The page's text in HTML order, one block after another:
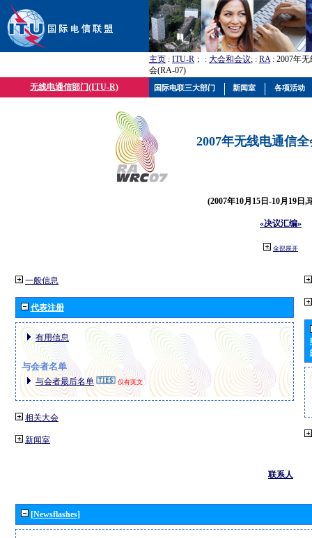
主页 : ITU-R ； : 大会和会议; : RA: 2007年
会(RA-07)
无线电通信部门(ITU-R)
2007年无线电通信
(2007年10月15日-10月19日,
«决议汇编»
全部展开
一般信息
代表注册
有用信息
与会者名单
与会者最后名单 仅有英文
相关大会
新闻室
联系人
[Newsflashes]
国际电联三大部门 新闻室 各项活动